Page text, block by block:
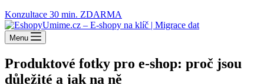
Konzultace 30 min. ZDARMA
Menu
Produktové fotky pro e-shop: proč jsou
důležité a jak na ně